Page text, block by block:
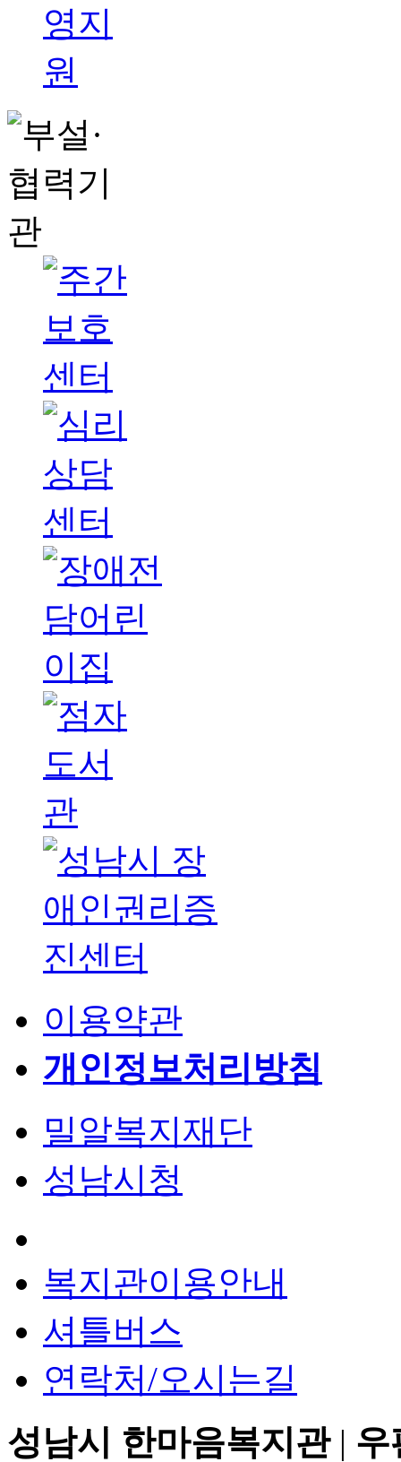
이용약관
개인정보처리방침
밀알복지재단
성남시청
복지관이용안내
셔틀버스
연락처/오시는길
성남시 한마음복지관| 우